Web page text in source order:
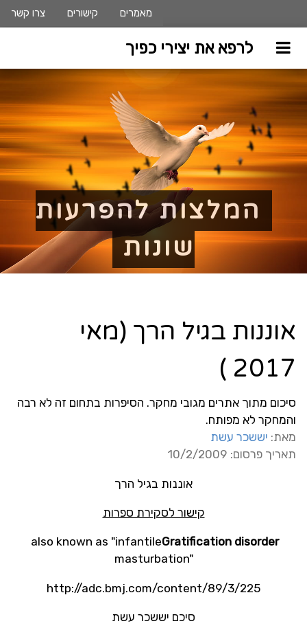
מאמרים קישורים צרו קשר
לרפא את יצירי כפיך
המלצות להפרעות
שונות
אוננות בגיל הרך (מאי
2017 )
סיכום מתוך אתרים מגובי מחקר. הסיפרות בתחום זה לא רבה
והמחקר לא מפותח.
מאת: יששכר עשת
תאריך פרסום: 10/2/2009
אוננות בגיל הרך
קישור לסקירת ספרות
Gratification disorder
also known as "infantile
masturbation"
http://adc.bmj.com/content/89/3/225
סיכם יששכר עשת